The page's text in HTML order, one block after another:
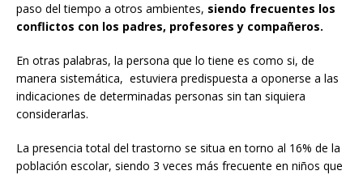
paso del tiempo a otros ambientes, siendo frecuentes los
conflictos con los padres, profesores y compañeros.
En otras palabras, la persona que lo tiene es como si, de
manera sistemática, estuviera predispuesta a oponerse a las
indicaciones de determinadas personas sin tan siquiera
considerarlas.
La presencia total del trastorno se situa en torno al 16% de la
población escolar, siendo 3 veces más frecuente en niños que